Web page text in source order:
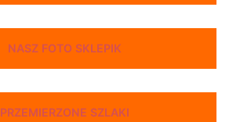
NASZ FOTO SKLEPIK
PRZEMIERZONE SZLAKI